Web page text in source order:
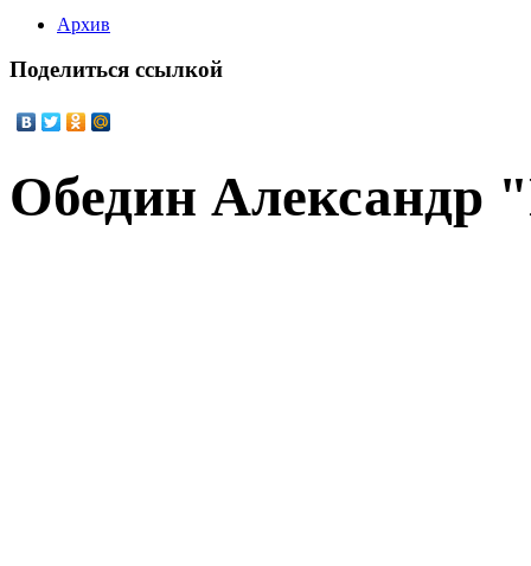
Архив
Поделиться ссылкой
Обедин Александр